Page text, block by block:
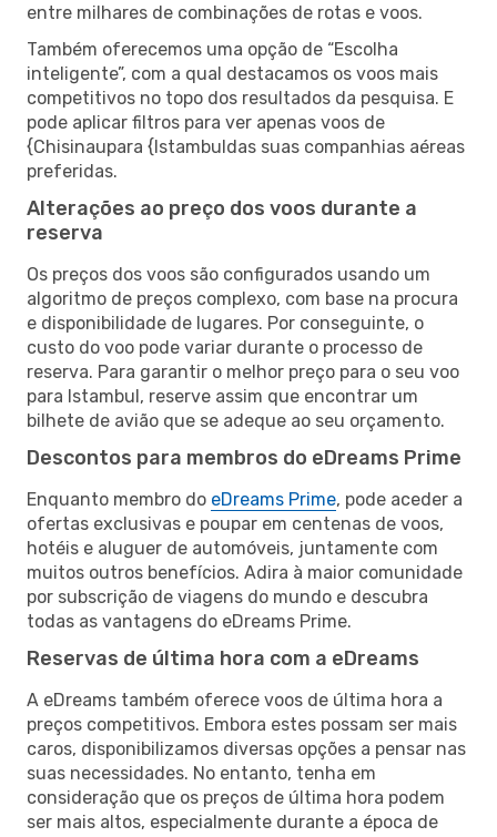
entre milhares de combinações de rotas e voos.
Também oferecemos uma opção de “Escolha
inteligente”, com a qual destacamos os voos mais
competitivos no topo dos resultados da pesquisa. E
pode aplicar filtros para ver apenas voos de
{Chisinaupara {Istambuldas suas companhias aéreas
preferidas.
Alterações ao preço dos voos durante a
reserva
Os preços dos voos são configurados usando um
algoritmo de preços complexo, com base na procura
e disponibilidade de lugares. Por conseguinte, o
custo do voo pode variar durante o processo de
reserva. Para garantir o melhor preço para o seu voo
para Istambul, reserve assim que encontrar um
bilhete de avião que se adeque ao seu orçamento.
Descontos para membros do eDreams Prime
Enquanto membro do eDreams Prime, pode aceder a
ofertas exclusivas e poupar em centenas de voos,
hotéis e aluguer de automóveis, juntamente com
muitos outros benefícios. Adira à maior comunidade
por subscrição de viagens do mundo e descubra
todas as vantagens do eDreams Prime.
Reservas de última hora com a eDreams
A eDreams também oferece voos de última hora a
preços competitivos. Embora estes possam ser mais
caros, disponibilizamos diversas opções a pensar nas
suas necessidades. No entanto, tenha em
consideração que os preços de última hora podem
ser mais altos, especialmente durante a época de